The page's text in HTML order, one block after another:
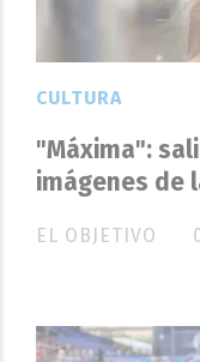
"Máxima":
imágenes de
EL OBJETIVO
CULTURA